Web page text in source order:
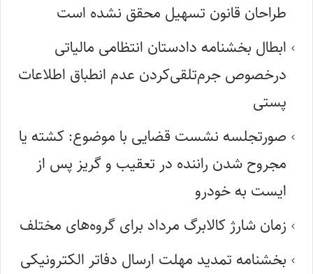
طراحان قانون تسهیل محقق نشده است
ابطال بخشنامه دادستان انتظامی مالیاتی
درخصوص جرم‌تلقی‌کردن عدم انطباق اطلاعات
پستی
صورتجلسه نشست قضایی با موضوع: کشته یا
مجروح شدن راننده در تعقیب و گریز پس از
ایست به خودرو
زمان شارژ کالابرگ مرداد برای گروه‌های مختلف
بخشنامه تمدید مهلت ارسال دفاتر الکترونیکی